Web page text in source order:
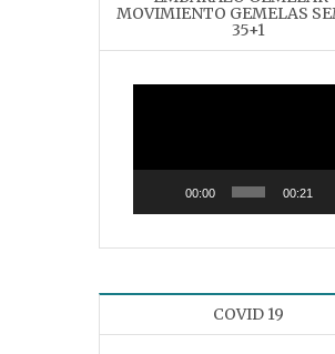
MOVIMIENTO GEMELAS
35+1
00:00 00:21
COVID 19